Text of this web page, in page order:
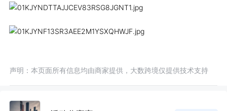
声明：本页面所有信息均由商家提供，大数跨境仅提供技术支持